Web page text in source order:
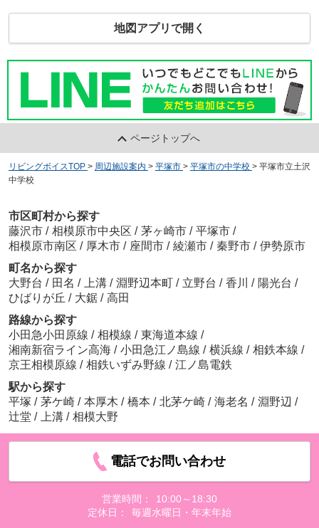
地図アプリで開く
ページトップへ
リビングボイスTOP > 周辺施設案内 > 平塚市 > 平塚市の中学校 > 平塚市立土沢
中学校
市区町村から探す
藤沢市 / 相模原市中央区 / 茅ヶ崎市 / 平塚市 /
相模原市南区 / 厚木市 / 座間市 / 綾瀬市 / 秦野市 / 伊勢原市
町名から探す
大野台 / 田名 / 上溝 / 淵野辺本町 / 立野台 / 香川 / 陽光台 /
ひばりが丘 / 大鋸 / 高田
路線から探す
小田急小田原線 / 相模線 / 東海道本線 /
湘南新宿ライン高海 / 小田急江ノ島線 / 横浜線 / 相鉄本線 /
京王相模原線 / 相鉄いずみ野線 / 江ノ島電鉄
駅から探す
平塚 / 茅ケ崎 / 本厚木 / 橋本 / 北茅ケ崎 / 海老名 / 淵野辺 /
辻堂 / 上溝 / 相模大野
電話でお問い合わせ
営業時間：
10:00～18:30
定休日：
毎週水曜日・年末年始